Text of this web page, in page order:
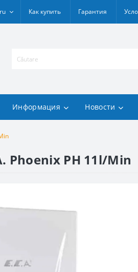
Как купить Гарантия
Информация Новости
Phoenix PH 11l/Min